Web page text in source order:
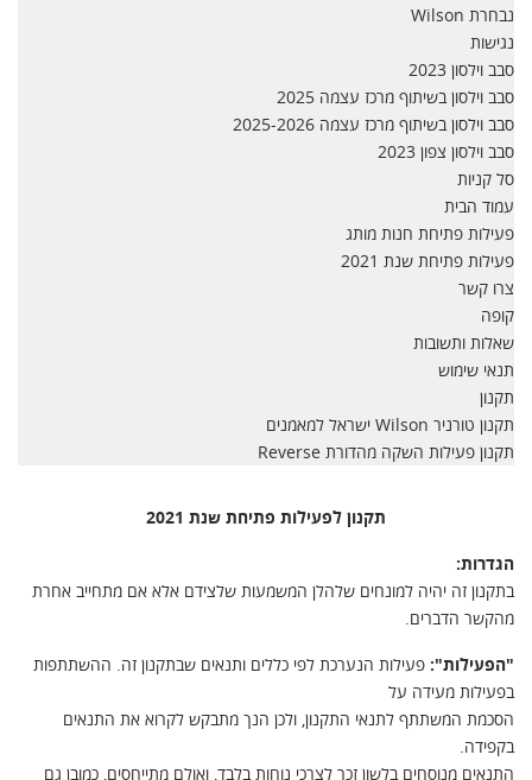
נבחרת Wilson
נגישות
סבב וילסון 2023
סבב וילסון בשיתוף מרכז עצמה 2025
סבב וילסון בשיתוף מרכז עצמה 2025-2026
סבב וילסון צפון 2023
סל קניות
עמוד הבית
פעילות פתיחת חנות מותג
פעילות פתיחת שנת 2021
צרו קשר
קופה
שאלות ותשובות
תנאי שימוש
תקנון
תקנון טורניר Wilson ישראל למאמנים
תקנון פעילות השקה מהדורת Reverse
תקנון לפעילות פתיחת שנת 2021
הגדרות:
בתקנון זה יהיה למונחים שלהלן המשמעות שלצידם אלא אם מתחייב אחרת
מהקשר הדברים.
"הפעילות": פעילות הנערכת לפי כללים ותנאים שבתקנון זה. ההשתתפות
בפעילות מעידה על
הסכמת המשתתף לתנאי התקנון, ולכן הנך מתבקש לקרוא את התנאים
בקפידה.
התנאים מנוסחים בלשון זכר לצרכי נוחות בלבד, ואולם מתייחסים, כמובן גם